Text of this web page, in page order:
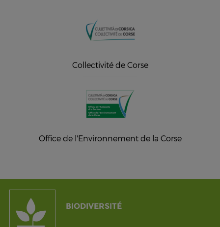
Collectivité de Corse
Office de l'Environnement de la Corse
BIODIVERSITÉ